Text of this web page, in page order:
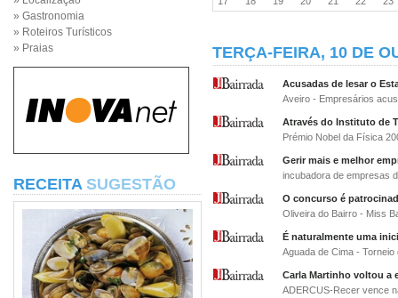
» Gastronomia
» Roteiros Turísticos
» Praias
RECEITA SUGESTÃO
TERÇA-FEIRA, 10 DE
Acusadas de lesar o
Aveiro - Empresários
Através do Instituto de
Prémio Nobel da Física
Gerir mais e melhor
incubadora de empresas
O concurso é
Oliveira do Bairro - Miss
É naturalmente uma
Aguada de Cima - Torneio
Carla Martinho voltou a
ADERCUS-Recer vence